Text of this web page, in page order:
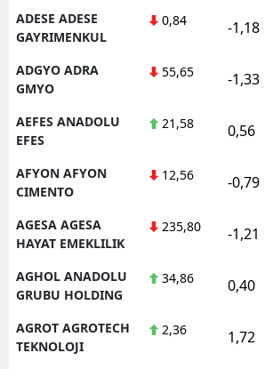
ADESE ADESE
GAYRIMENKUL
0,84 -1,18
ADGYO ADRA
GMYO
55,65 -1,33
AEFES ANADOLU
EFES
21,58 0,56
AFYON AFYON
CIMENTO
12,56 -0,79
AGESA AGESA
HAYAT EMEKLILIK
235,80 -1,21
AGHOL ANADOLU
GRUBU HOLDING
34,86 0,40
AGROT AGROTECH
TEKNOLOJI
2,36 1,72